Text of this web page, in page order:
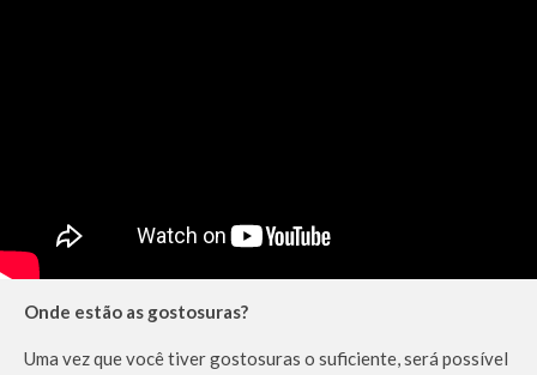
Onde estão as gostosuras?
Uma vez que você tiver gostosuras o suficiente, será possível